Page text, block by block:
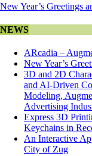
New Year’s Greetings
NEWS
ARcadia –
New Year’s
3D and 2D
and AI-Driven
Modeling,
Advertising
Express 3D
Keychains in
An Interactive
City of Zug